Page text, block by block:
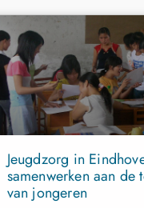
Jeugdzorg in
samenwerken aan de
van jongeren